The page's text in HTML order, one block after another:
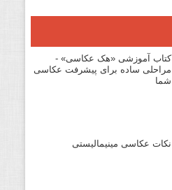
کتاب آموزشی «هک عکاسی» -
مراحلی ساده برای پیشرفت عکاسی
شما
نکات عکاسی مینیمالیستی